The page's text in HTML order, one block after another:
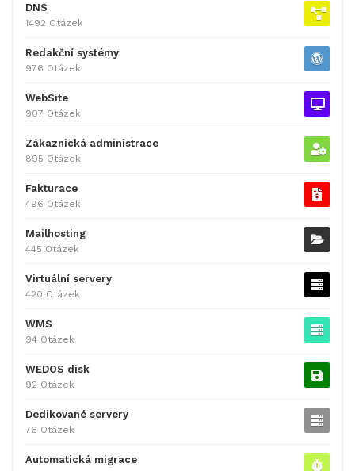
DNS
1492 Otázek
Redakční systémy
976 Otázek
WebSite
907 Otázek
Zákaznická administrace
895 Otázek
Fakturace
496 Otázek
Mailhosting
445 Otázek
Virtuální servery
420 Otázek
WMS
94 Otázek
WEDOS disk
92 Otázek
Dedikované servery
76 Otázek
Automatická migrace